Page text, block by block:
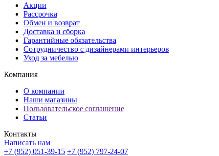
Акции
Рассрочка
Обмен и возврат
Доставка и сборка
Гарантийные обязательства
Сотрудничество с дизайнерами интерьеров
Уход за мебелью
Компания
О компании
Наши магазины
Пользовательское соглашение
Статьи
Контакты
Написать нам
+7 (952) 051-39-15 +7 (952) 797-24-07